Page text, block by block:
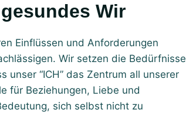
Wir
Einflüssen und Anforderungen
Wir setzen die Bedürfnisse
“ICH” das Zentrum all unserer
für Beziehungen, Liebe und
sich selbst nicht zu